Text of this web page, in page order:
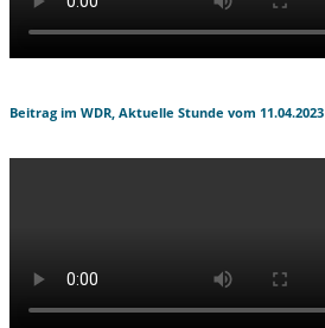
Beitrag im WDR, Aktuelle Stunde vom 11.04.2023